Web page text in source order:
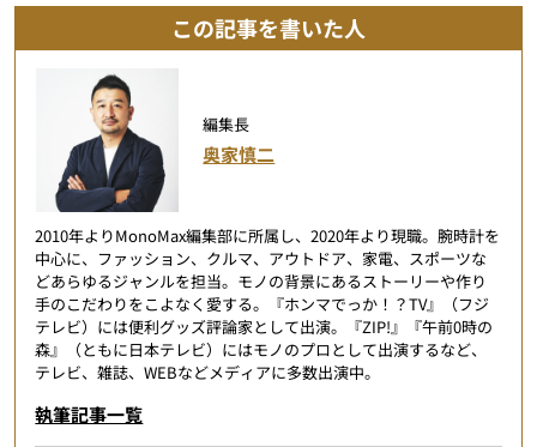
この記事を書いた人
編集長
奥家慎二
2010年よりMonoMax編集部に所属し、2020年より現職。腕時計を
中心に、ファッション、クルマ、アウトドア、家電、スポーツな
どあらゆるジャンルを担当。モノの背景にあるストーリーや作り
手のこだわりをこよなく愛する。『ホンマでっか！？TV』（フジ
テレビ）には便利グッズ評論家として出演。『ZIP!』『午前0時の
森』（ともに日本テレビ）にはモノのプロとして出演するなど、
テレビ、雑誌、WEBなどメディアに多数出演中。
執筆記事一覧